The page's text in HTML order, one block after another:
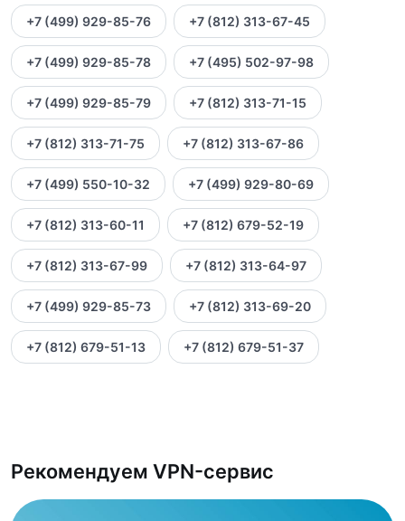
+7 (499) 929-85-76 +7 (812) 313-67-45
+7 (499) 929-85-78 +7 (495) 502-97-98
+7 (499) 929-85-79 +7 (812) 313-71-15
+7 (812) 313-71-75 +7 (812) 313-67-86
+7 (499) 550-10-32 +7 (499) 929-80-69
+7 (812) 313-60-11 +7 (812) 679-52-19
+7 (812) 313-67-99 +7 (812) 313-64-97
+7 (499) 929-85-73 +7 (812) 313-69-20
+7 (812) 679-51-13 +7 (812) 679-51-37
Рекомендуем VPN-сервис